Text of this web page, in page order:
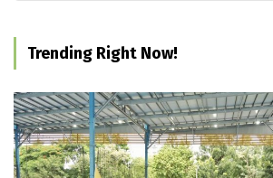
Trending Right Now!